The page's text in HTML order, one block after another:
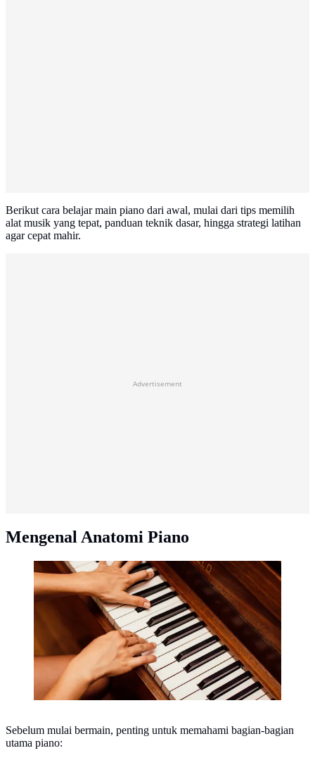
Berikut cara belajar main piano dari awal, mulai dari tips memilih
alat musik yang tepat, panduan teknik dasar, hingga strategi latihan
agar cepat mahir.
Advertisement
Mengenal Anatomi Piano
Ilustrasi Bermain Piano Credit: pexels.com/Juan
Sebelum mulai bermain, penting untuk memahami bagian-bagian
utama piano: